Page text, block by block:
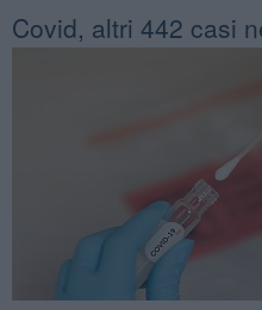
Covid, altri 442 casi